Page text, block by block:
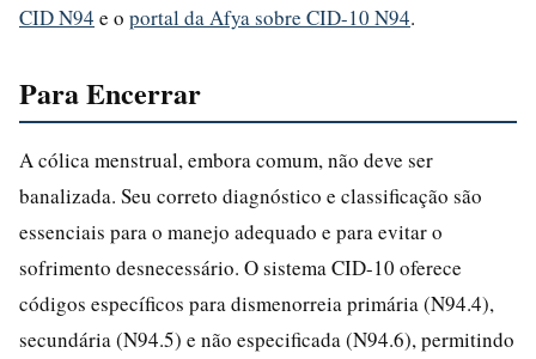
CID N94 e o portal da Afya sobre CID-10 N94.
Para Encerrar
A cólica menstrual, embora comum, não deve ser
banalizada. Seu correto diagnóstico e classificação são
essenciais para o manejo adequado e para evitar o
sofrimento desnecessário. O sistema CID-10 oferece
códigos específicos para dismenorreia primária (N94.4),
secundária (N94.5) e não especificada (N94.6), permitindo